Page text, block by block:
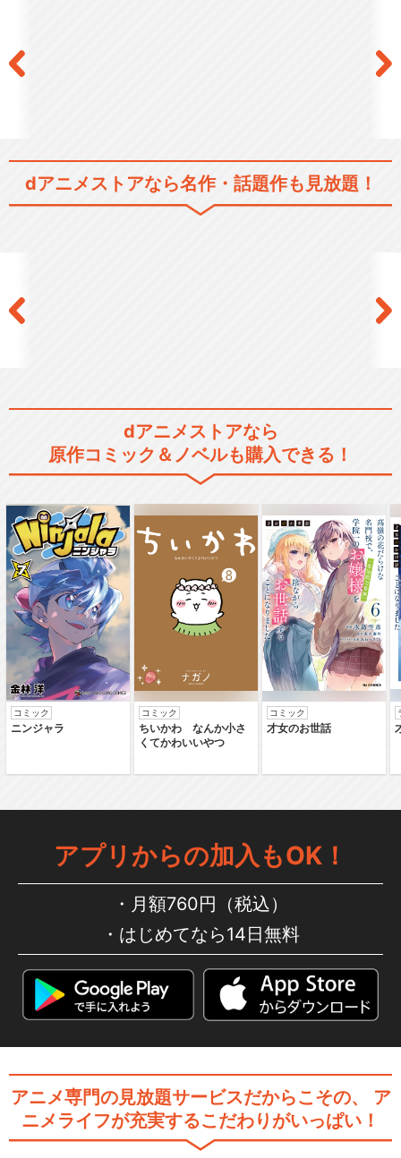
ブラック・ジャック 空からき
た子ども
黒い医者
ブラック・ジャック ＜オリジ
ナルアニメ＞
ブラック・ジャック＜OVA＞
ヤング ブラック･ジャック
閉じる
dアニメストアなら名作・話題作も見放題！
dアニメストアなら
原作コミック＆ノベルも購入できる！
コミック
ニンジャラ
コミック
ちいかわ なんか小さ
くてかわいいやつ
コミック
才女のお世話
アプリからの加入もOK！
月額760円（税込）
はじめてなら14日無料
アニメ専門の見放題サービスだからこその、
ア
ニメライフが充実するこだわりがいっぱい！